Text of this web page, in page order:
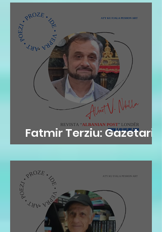
Fatmir Terziu: Gazetari si
kujtesë, poezia si atdhe